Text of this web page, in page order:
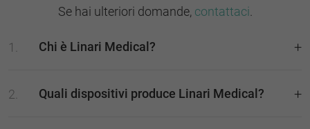
Se hai ulteriori domande, contattaci.
Chi è Linari Medical?
Quali dispositivi produce Linari Medical?